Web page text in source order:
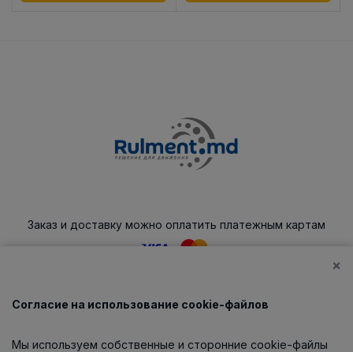
Заказ и доставку можно оплатить платежным картам
Каталог
×
Согласие на использование cookie-файлов
Мы используем собственные и сторонние cookie-файлы